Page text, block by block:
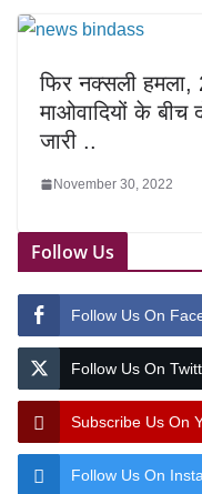
फिर नक्सली हमला,
माओवादियों के बीच
जारी ..
November 30, 2022
Follow Us
Follow Us On
Follow Us On
Subscribe Us On
Follow Us On